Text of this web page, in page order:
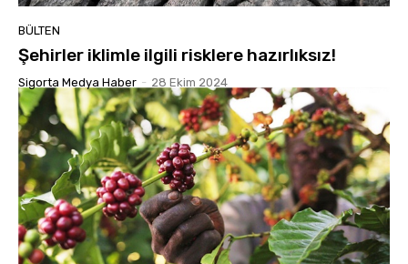
BÜLTEN
Şehirler iklimle ilgili risklere hazırlıksız!
Sigorta Medya Haber - 28 Ekim 2024